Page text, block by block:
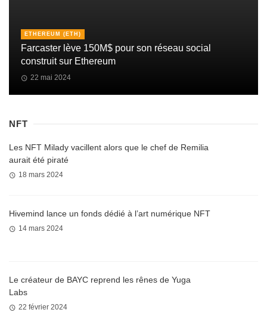
ETHEREUM (ETH)
Farcaster lève 150M$ pour son réseau social
construit sur Ethereum
22 mai 2024
NFT
Les NFT Milady vacillent alors que le chef de Remilia
aurait été piraté
18 mars 2024
Hivemind lance un fonds dédié à l’art numérique NFT
14 mars 2024
Le créateur de BAYC reprend les rênes de Yuga
Labs
22 février 2024